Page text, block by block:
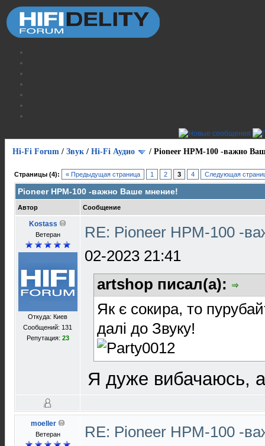
Hi-Fi Forum / Звук / Hi-Fi Аудио / Pioneer HPM-100 -важно
Страницы (4): « Предыдущая страница 1 2 3 4 Следующая
Pioneer HPM-100 -важно Ваше мнение!
Автор Сообщение
Kostass
Ветеран
Откуда: Киев
Сообщений: 131
Репутация: 23
RE: Pioneer HPM-100 -
02-2023 21:41
artshop писал(а):
Як є сокира, то
далі до Звуку!
Я дуже вибачаюсь,
moeller
Ветеран
RE: Pioneer HPM-100 -